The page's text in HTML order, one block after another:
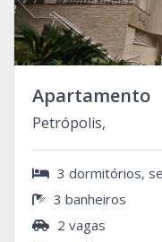
Apartamento
Petrópolis,
3 dormitórios,
3 banheiros
2 vagas